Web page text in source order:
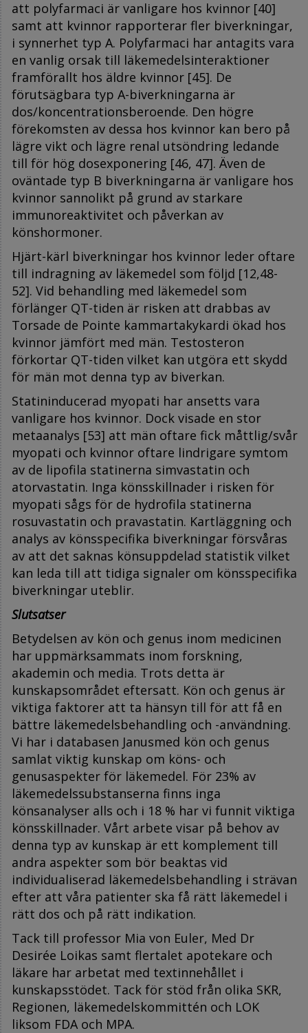
att polyfarmaci är vanligare hos kvinnor [40]
samt att kvinnor rapporterar fler biverkningar,
i synnerhet typ A. Polyfarmaci har antagits vara
en vanlig orsak till läkemedelsinteraktioner
framförallt hos äldre kvinnor [45]. De
förutsägbara typ A-biverkningarna är
dos/koncentrationsberoende. Den högre
förekomsten av dessa hos kvinnor kan bero på
lägre vikt och lägre renal utsöndring ledande
till för hög dosexponering [46, 47]. Även de
oväntade typ B biverkningarna är vanligare hos
kvinnor sannolikt på grund av starkare
immunoreaktivitet och påverkan av
könshormoner.
Hjärt-kärl biverkningar hos kvinnor leder oftare
till indragning av läkemedel som följd [12,48-
52]. Vid behandling med läkemedel som
förlänger QT-tiden är risken att drabbas av
Torsade de Pointe kammartakykardi ökad hos
kvinnor jämfört med män. Testosteron
förkortar QT-tiden vilket kan utgöra ett skydd
för män mot denna typ av biverkan.
Statininducerad myopati har ansetts vara
vanligare hos kvinnor. Dock visade en stor
metaanalys [53] att män oftare fick måttlig/svår
myopati och kvinnor oftare lindrigare symtom
av de lipofila statinerna simvastatin och
atorvastatin. Inga könsskillnader i risken för
myopati sågs för de hydrofila statinerna
rosuvastatin och pravastatin. Kartläggning och
analys av könsspecifika biverkningar försvåras
av att det saknas könsuppdelad statistik vilket
kan leda till att tidiga signaler om könsspecifika
biverkningar uteblir.
Slutsatser
Betydelsen av kön och genus inom medicinen
har uppmärksammats inom forskning,
akademin och media. Trots detta är
kunskapsområdet eftersatt. Kön och genus är
viktiga faktorer att ta hänsyn till för att få en
bättre läkemedelsbehandling och -användning.
Vi har i databasen Janusmed kön och genus
samlat viktig kunskap om köns- och
genusaspekter för läkemedel. För 23% av
läkemedelssubstanserna finns inga
könsanalyser alls och i 18 % har vi funnit viktiga
könsskillnader. Vårt arbete visar på behov av
denna typ av kunskap är ett komplement till
andra aspekter som bör beaktas vid
individualiserad läkemedelsbehandling i strävan
efter att våra patienter ska få rätt läkemedel i
rätt dos och på rätt indikation.
Tack till professor Mia von Euler, Med Dr
Desirée Loikas samt flertalet apotekare och
läkare har arbetat med textinnehållet i
kunskapsstödet. Tack för stöd från olika SKR,
Regionen, läkemedelskommittén och LOK
liksom FDA och MPA.